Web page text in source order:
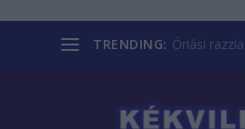
TRENDING: Óriási